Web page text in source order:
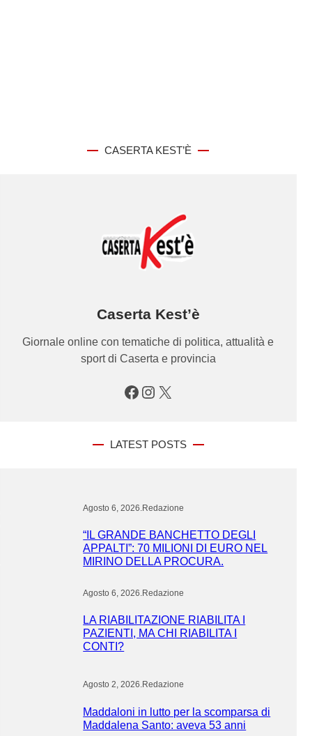
CASERTA KEST’È
Caserta Kest’è
Giornale online con tematiche di politica, attualità e
sport di Caserta e provincia
Facebook Instagram X
LATEST POSTS
Agosto 6, 2026 Redazione
“IL GRANDE BANCHETTO DEGLI
APPALTI”: 70 MILIONI DI EURO NEL
MIRINO DELLA PROCURA.
Agosto 6, 2026 Redazione
LA RIABILITAZIONE RIABILITA I
PAZIENTI, MA CHI RIABILITA I
CONTI?
Agosto 2, 2026.Redazione
Maddaloni in lutto per la scomparsa di
Maddalena Santo: aveva 53 anni